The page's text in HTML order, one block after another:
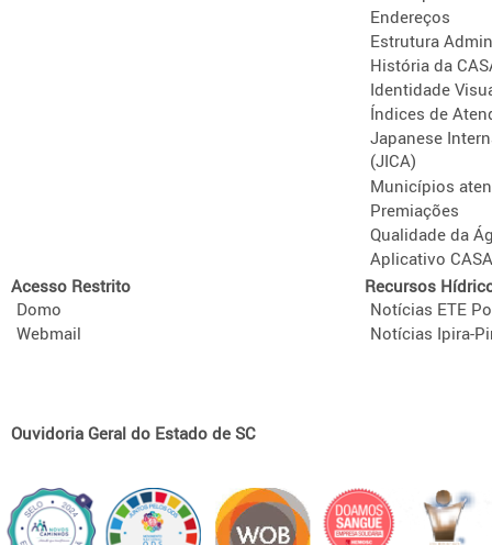
Endereços
Estrutura
História da
Identidade
Índices de
Japanese
(JICA)
Municípios
Premiações
Qualidade da
Aplicativo
Acesso Restrito
Domo
Webmail
Recursos
Notícias ETE
Notícias Ipira-
Ouvidoria Geral do Estado de SC